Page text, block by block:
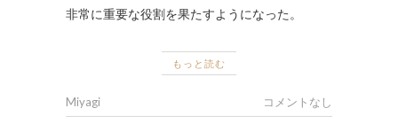
非常に重要な役割を果たすようになった。
もっと読む
Miyagi コメントなし